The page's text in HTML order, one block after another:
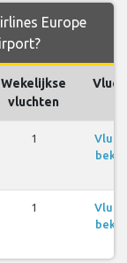
Europe
Wekelijkse
vluchten
1
1